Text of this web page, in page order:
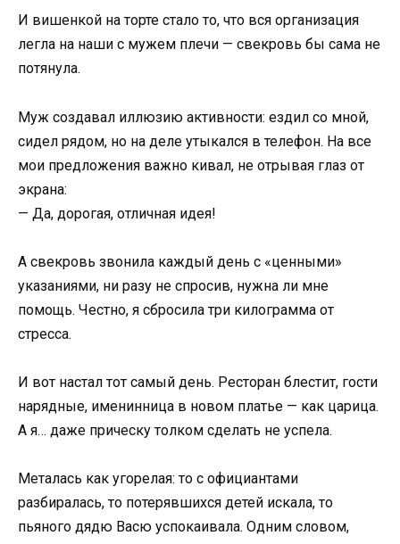
И вишенкой на торте стало то, что вся организация
легла на наши с мужем плечи — свекровь бы сама не
потянула.
Муж создавал иллюзию активности: ездил со мной,
сидел рядом, но на деле утыкался в телефон. На все
мои предложения важно кивал, не отрывая глаз от
экрана:
— Да, дорогая, отличная идея!
А свекровь звонила каждый день с «ценными»
указаниями, ни разу не спросив, нужна ли мне
помощь. Честно, я сбросила три килограмма от
стресса.
И вот настал тот самый день. Ресторан блестит, гости
нарядные, именинница в новом платье — как царица.
А я… даже прическу толком сделать не успела.
Металась как угорелая: то с официантами
разбиралась, то потерявшихся детей искала, то
пьяного дядю Васю успокаивала. Одним словом,